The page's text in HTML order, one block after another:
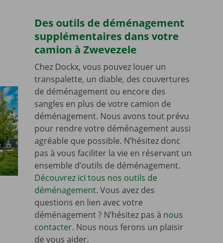
Des outils de déménagement
supplémentaires dans votre
camion à Zwevezele
Chez Dockx, vous pouvez louer un
transpalette, un diable, des couvertures
de déménagement ou encore des
sangles en plus de votre camion de
déménagement. Nous avons tout prévu
pour rendre votre déménagement aussi
agréable que possible. N’hésitez donc
pas à vous faciliter la vie en réservant un
ensemble d’outils de déménagement.
Découvrez ici tous nos outils de
déménagement. Vous avez des
questions en lien avec votre
déménagement ? N’hésitez pas à nous
contacter. Nous nous ferons un plaisir
de vous aider.